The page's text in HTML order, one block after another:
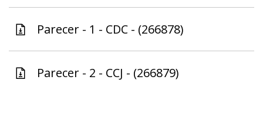
Parecer - 1 - CDC - (266878)
Parecer - 2 - CCJ - (266879)